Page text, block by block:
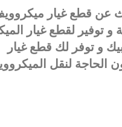
عن قطع غيار
توفير لقطع غيار
و توفر لك قطع غيار
الحاجة لنقل